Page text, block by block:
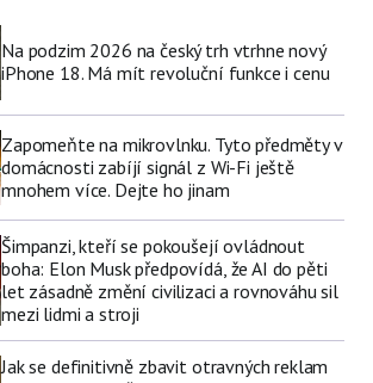
Na podzim 2026 na český trh vtrhne nový
iPhone 18. Má mít revoluční funkce i cenu
Zapomeňte na mikrovlnku. Tyto předměty v
domácnosti zabíjí signál z Wi-Fi ještě
mnohem více. Dejte ho jinam
Šimpanzi, kteří se pokoušejí ovládnout
boha: Elon Musk předpovídá, že AI do pěti
let zásadně změní civilizaci a rovnováhu sil
mezi lidmi a stroji
Jak se definitivně zbavit otravných reklam